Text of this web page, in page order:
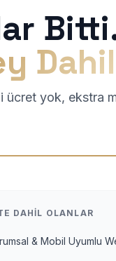
ücret yok, ekstra
DAHIL OLANLAR
& Mobil Uyumlu